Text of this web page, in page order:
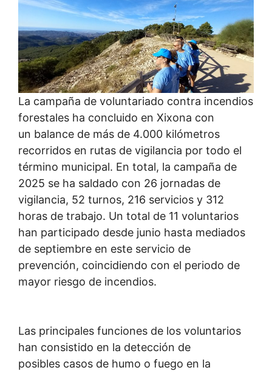
La campaña de voluntariado contra incendios
forestales ha concluido en Xixona con
un balance de más de 4.000 kilómetros
recorridos en rutas de vigilancia por todo el
término municipal. En total, la campaña de
2025 se ha saldado con 26 jornadas de
vigilancia, 52 turnos, 216 servicios y 312
horas de trabajo. Un total de 11 voluntarios
han participado desde junio hasta mediados
de septiembre en este servicio de
prevención, coincidiendo con el periodo de
mayor riesgo de incendios.
Las principales funciones de los voluntarios
han consistido en la detección de
posibles casos de humo o fuego en la